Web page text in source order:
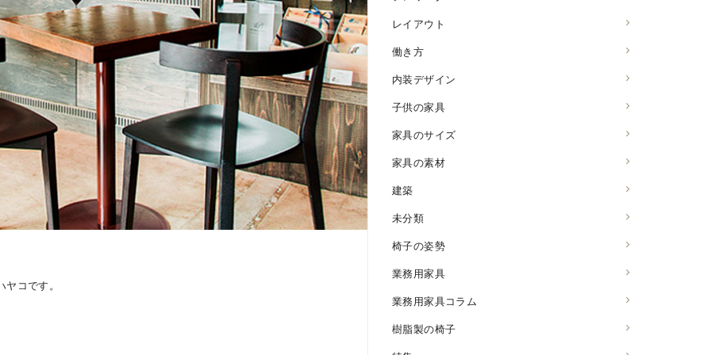
コです。
レイアウト
働き方
内装デザイン
子供の家具
家具のサイズ
家具の素材
建築
未分類
椅子の姿勢
業務用家具
業務用家具コラム
樹脂製の椅子